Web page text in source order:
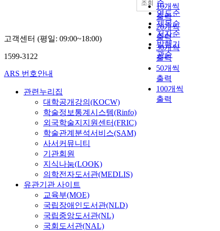
순
연도순
제목순
저자순
발행기
관순
10개씩
출력
20개씩
출력
30개씩
출력
50개씩
출력
100개씩
출력
조회
고객센터 (평일: 09:00~18:00)
1599-3122
ARS 번호안내
관련누리집
대학공개강의(KOCW)
학술정보통계시스템(Rinfo)
외국학술지지원센터(FRIC)
학술관계분석서비스(SAM)
사서커뮤니티
기관회원
지식나눔(LOOK)
의학전자도서관(MEDLIS)
유관기관 사이트
교육부(MOE)
국립장애인도서관(NLD)
국립중앙도서관(NL)
국회도서관(NAL)